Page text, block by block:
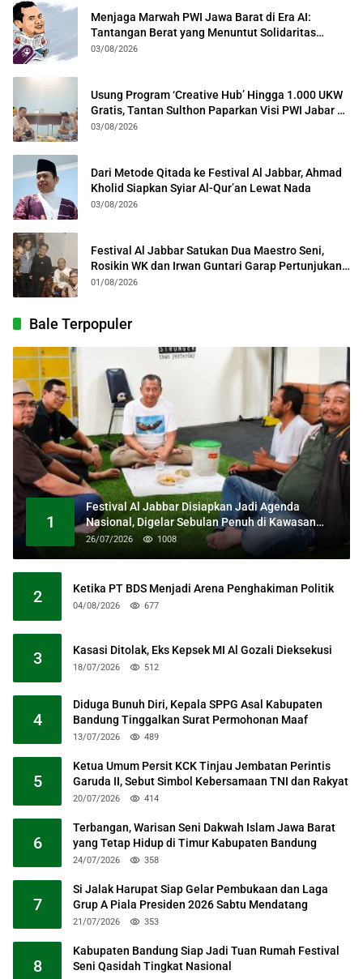
Menjaga Marwah PWI Jawa Barat di Era AI:
Tantangan Berat yang Menuntut Solidaritas
Lintas Generasi
03/08/2026
Usung Program ‘Creative Hub’ Hingga 1.000 UKW
Gratis, Tantan Sulthon Paparkan Visi PWI Jabar di
Kota Bogor
03/08/2026
Dari Metode Qitada ke Festival Al Jabbar, Ahmad
Kholid Siapkan Syiar Al-Qur’an Lewat Nada
03/08/2026
Festival Al Jabbar Satukan Dua Maestro Seni,
Rosikin WK dan Irwan Guntari Garap Pertunjukan
Kolosal
01/08/2026
Bale Terpopuler
1
Festival Al Jabbar Disiapkan Jadi Agenda
Nasional, Digelar Sebulan Penuh di Kawasan
Masjid Raya Al Jabbar
26/07/2026 1008
2 Ketika PT BDS Menjadi Arena Penghakiman Politik
04/08/2026 677
3 Kasasi Ditolak, Eks Kepsek MI Al Gozali Dieksekusi
18/07/2026 512
4
Diduga Bunuh Diri, Kepala SPPG Asal Kabupaten
Bandung Tinggalkan Surat Permohonan Maaf
13/07/2026 489
5
Ketua Umum Persit KCK Tinjau Jembatan Perintis
Garuda II, Sebut Simbol Kebersamaan TNI dan Rakyat
20/07/2026 414
6
Terbangan, Warisan Seni Dakwah Islam Jawa Barat
yang Tetap Hidup di Timur Kabupaten Bandung
24/07/2026 358
7
Si Jalak Harupat Siap Gelar Pembukaan dan Laga
Grup A Piala Presiden 2026 Sabtu Mendatang
21/07/2026 353
8
Kabupaten Bandung Siap Jadi Tuan Rumah Festival
Seni Qasidah Tingkat Nasional